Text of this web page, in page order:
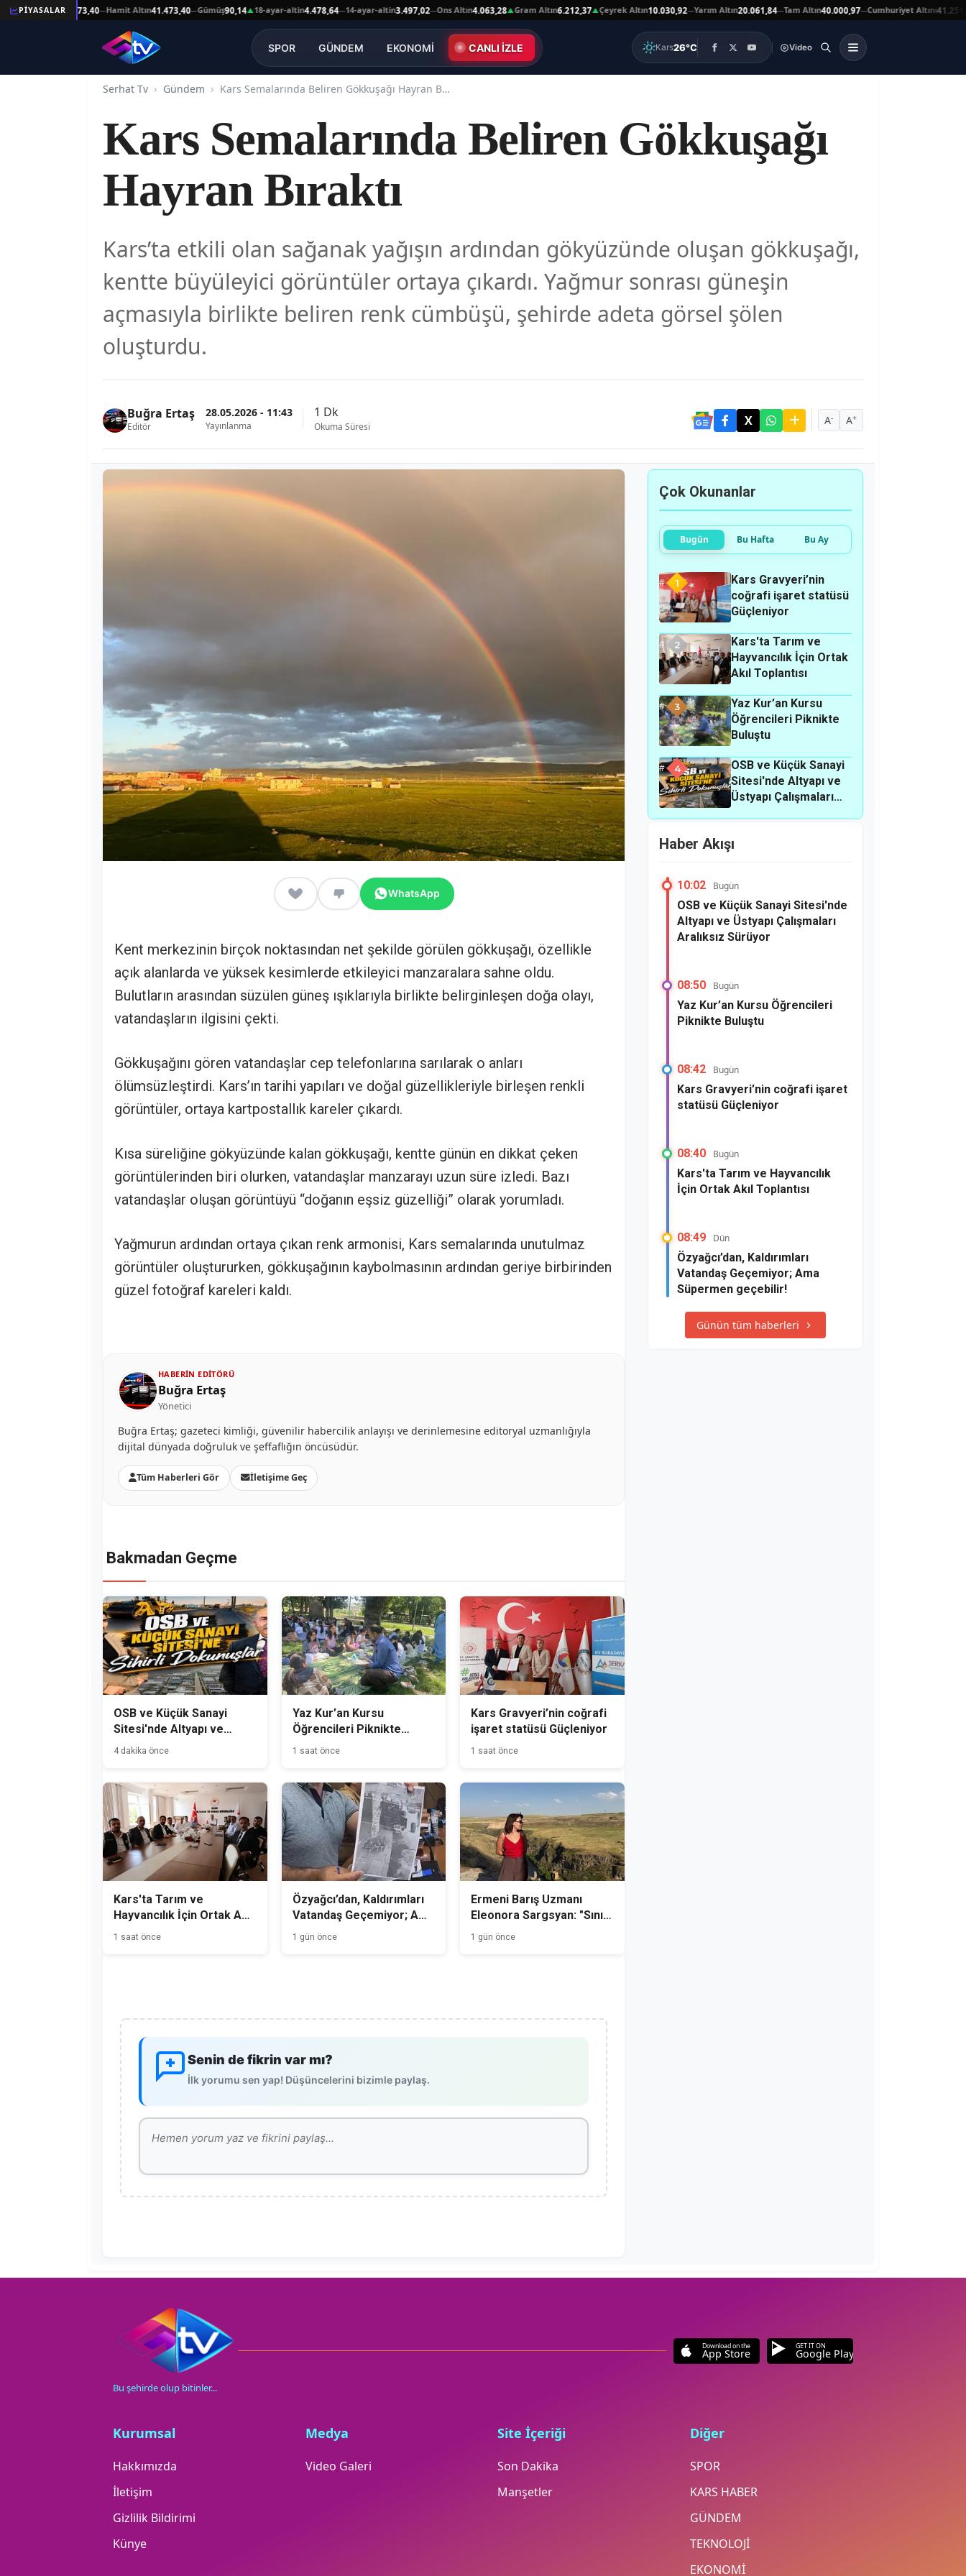
PİYASALAR
Altın41.473,40—Hamit Altın41.473,40—Gümüş90,14▲18-ayar-altin4.478,64—14-ayar-altin3.497,02—Ons Altın4.063,28▲Gram Altın 6.212,37▲Çeyrek Altın10.030,92—Yarım Altın 20.061,84—Tam Altın 40.000,97—Cumhuriyet Altını41.251,00▼
SPOR GÜNDEM EKONOMİ CANLI İZLE Kars26°C Video
Serhat Tv Gündem Kars Semalarında Beliren Gökkuşağı Hayran Bıraktı
Kars Semalarında Beliren Gökkuşağı
Hayran Bıraktı
Kars’ta etkili olan sağanak yağışın ardından gökyüzünde oluşan gökkuşağı,
kentte büyüleyici görüntüler ortaya çıkardı. Yağmur sonrası güneşin
açmasıyla birlikte beliren renk cümbüşü, şehirde adeta görsel şölen
oluşturdu.
Buğra Ertaş
Editör
28.05.2026 - 11:43
Yayınlanma
1 Dk
Okuma Süresi A- A+
WhatsApp
Kent merkezinin birçok noktasından net şekilde görülen gökkuşağı, özellikle
açık alanlarda ve yüksek kesimlerde etkileyici manzaralara sahne oldu.
Bulutların arasından süzülen güneş ışıklarıyla birlikte belirginleşen doğa olayı,
vatandaşların ilgisini çekti.
Gökkuşağını gören vatandaşlar cep telefonlarına sarılarak o anları
ölümsüzleştirdi. Kars’ın tarihi yapıları ve doğal güzellikleriyle birleşen renkli
görüntüler, ortaya kartpostallık kareler çıkardı.
Kısa süreliğine gökyüzünde kalan gökkuşağı, kentte günün en dikkat çeken
görüntülerinden biri olurken, vatandaşlar manzarayı uzun süre izledi. Bazı
vatandaşlar oluşan görüntüyü “doğanın eşsiz güzelliği” olarak yorumladı.
Yağmurun ardından ortaya çıkan renk armonisi, Kars semalarında unutulmaz
görüntüler oluştururken, gökkuşağının kaybolmasının ardından geriye birbirinden
güzel fotoğraf kareleri kaldı.
HABERIN EDITÖRÜ
Buğra Ertaş
Yönetici
Buğra Ertaş; gazeteci kimliği, güvenilir habercilik anlayışı ve derinlemesine editoryal uzmanlığıyla
dijital dünyada doğruluk ve şeffaflığın öncüsüdür.
Tüm Haberleri Gör İletişime Geç
Bakmadan Geçme
OSB ve Küçük Sanayi
Sitesi'nde Altyapı ve
Üstyapı Çalışmaları
4 dakika önce
Yaz Kur’an Kursu
Öğrencileri Piknikte
Buluştu
1 saat önce
Kars Gravyeri’nin coğrafi
işaret statüsü Güçleniyor
1 saat önce
Kars'ta Tarım ve
Hayvancılık İçin Ortak Akıl
Toplantısı
1 saat önce
Özyağcı’dan, Kaldırımları
Vatandaş Geçemiyor; Ama
Süpermen geçebilir!
1 gün önce
Ermeni Barış Uzmanı
Eleonora Sargsyan: "Sınır
Çok Yakın, Ama Bir O
Kadar Uzak"
1 gün önce
Senin de fikrin var mı?
İlk yorumu sen yap! Düşüncelerini bizimle paylaş.
Çok Okunanlar
Bugün Bu Hafta Bu Ay
1
Kars Gravyeri’nin
coğrafi işaret statüsü
Güçleniyor
2
Kars'ta Tarım ve
Hayvancılık İçin Ortak
Akıl Toplantısı
3
Yaz Kur’an Kursu
Öğrencileri Piknikte
Buluştu
4
OSB ve Küçük Sanayi
Sitesi'nde Altyapı ve
Üstyapı Çalışmaları
Haber Akışı
10:02 Bugün
OSB ve Küçük Sanayi Sitesi'nde
Altyapı ve Üstyapı Çalışmaları
Aralıksız Sürüyor
08:50 Bugün
Yaz Kur’an Kursu Öğrencileri
Piknikte Buluştu
08:42 Bugün
Kars Gravyeri’nin coğrafi işaret
statüsü Güçleniyor
08:40 Bugün
Kars'ta Tarım ve Hayvancılık
İçin Ortak Akıl Toplantısı
08:49 Dün
Özyağcı’dan, Kaldırımları
Vatandaş Geçemiyor; Ama
Süpermen geçebilir!
Günün tüm haberleri
Bu şehirde olup bitinler...
Download on the
App Store
GET IT ON
Google Play
Kurumsal
Hakkımızda
İletişim
Gizlilik Bildirimi
Künye
Medya
Video Galeri
Site İçeriği
Son Dakika
Manşetler
Diğer
SPOR
KARS HABER
GÜNDEM
TEKNOLOJİ
EKONOMİ